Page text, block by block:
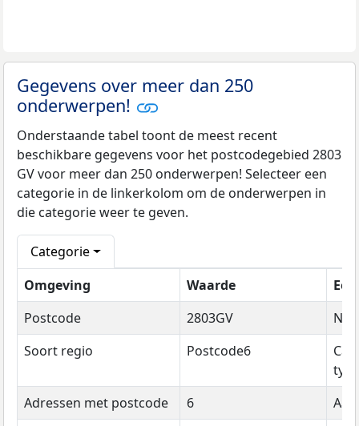
Gegevens over meer dan 250
onderwerpen!
Onderstaande tabel toont de meest recent
beschikbare gegevens voor het postcodegebied 2803
GV voor meer dan 250 onderwerpen! Selecteer een
categorie in de linkerkolom om de onderwerpen in
die categorie weer te geven.
Categorie
Omgeving
Waarde
Postcode
2803GV
Soort regio
Postcode6
type
Adressen met postcode
6